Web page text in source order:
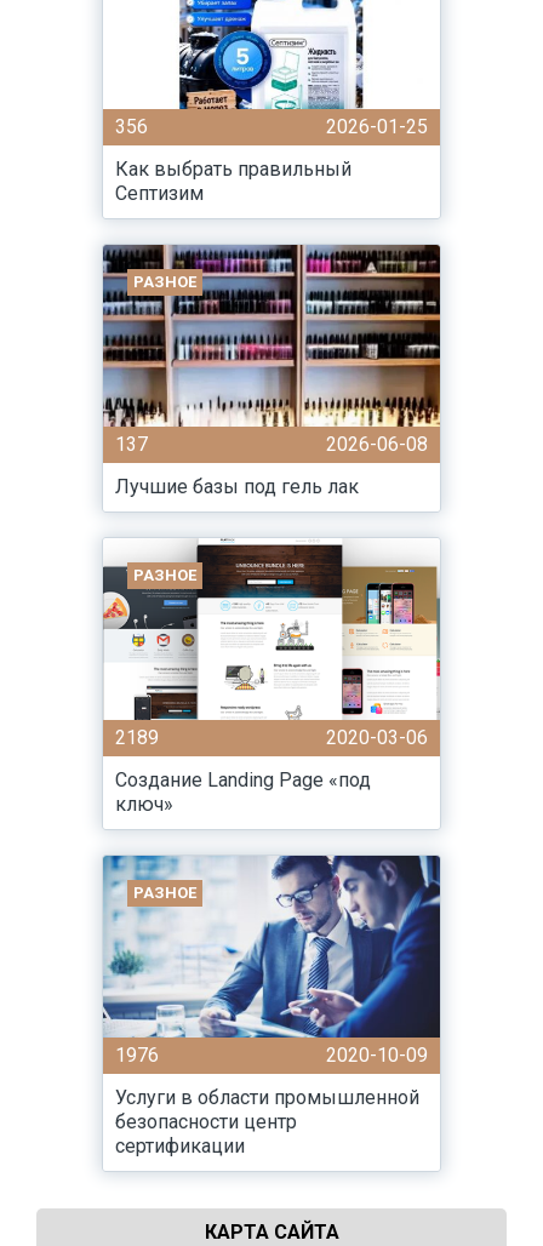
356
2026-01-25
Как выбрать правильный
Септизим
РАЗНОЕ
137
2026-06-08
Лучшие базы под гель лак
РАЗНОЕ
2189
2020-03-06
Создание Landing Page «под
ключ»
РАЗНОЕ
1976
2020-10-09
Услуги в области промышленной
безопасности центр
сертификации
КАРТА САЙТА